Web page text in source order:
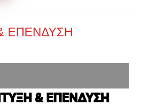
ΕΠΕΝΔΥΣΗ
& ΕΠΕΝΔΥΣΗ